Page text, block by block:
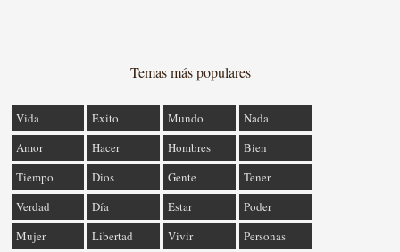
Temas más populares
Vida Éxito Mundo
Nada
Amor
Hacer Hombres
Bien
Tiempo
Dios Gente
Tener
Verdad
Día Estar
Poder
Mujer
Libertad Vivir Personas